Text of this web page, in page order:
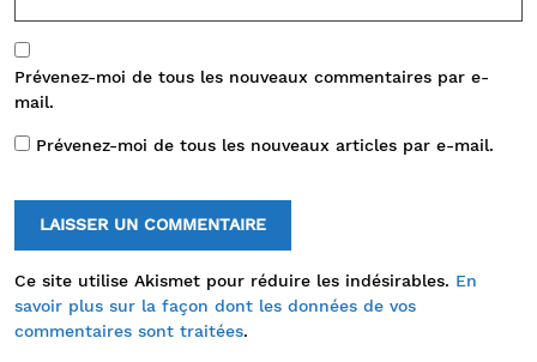
Prévenez-moi de tous les nouveaux commentaires par e-
mail.
Prévenez-moi de tous les nouveaux articles par e-mail.
Ce site utilise Akismet pour réduire les indésirables. En
savoir plus sur la façon dont les données de vos
commentaires sont traitées.